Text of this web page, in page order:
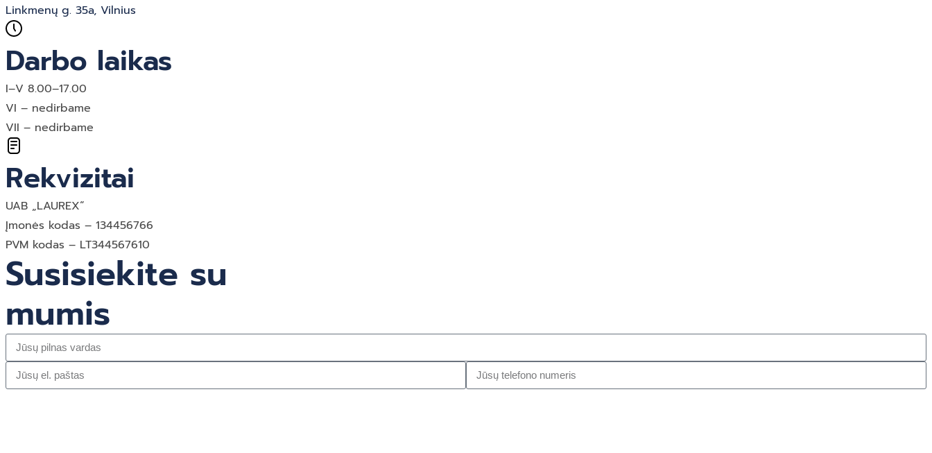
Linkmenų g. 35a, Vilnius
Darbo laikas
I–V 8.00–17.00
VI – nedirbame
VII – nedirbame
Rekvizitai
UAB „LAUREX“
Įmonės kodas – 134456766
PVM kodas – LT344567610
Susisiekite su
mumis